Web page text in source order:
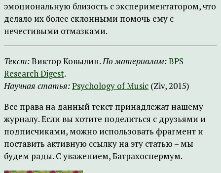
эмоциональную близость с экспериментатором, что
делало их более склонными помочь ему с
нечестивыми отмазками.
Текст:Виктор Ковылин.По материалам:BPS
Research Digest.
Научная статья:Psychology of Music (Ziv, 2015)
Все права на данный текст принадлежат нашему
журналу. Если вы хотите поделиться с друзьями и
подписчиками, можно использовать фрагмент и
поставить активную ссылку на эту статью – мы
будем рады. С уважением, Батрахоспермум.